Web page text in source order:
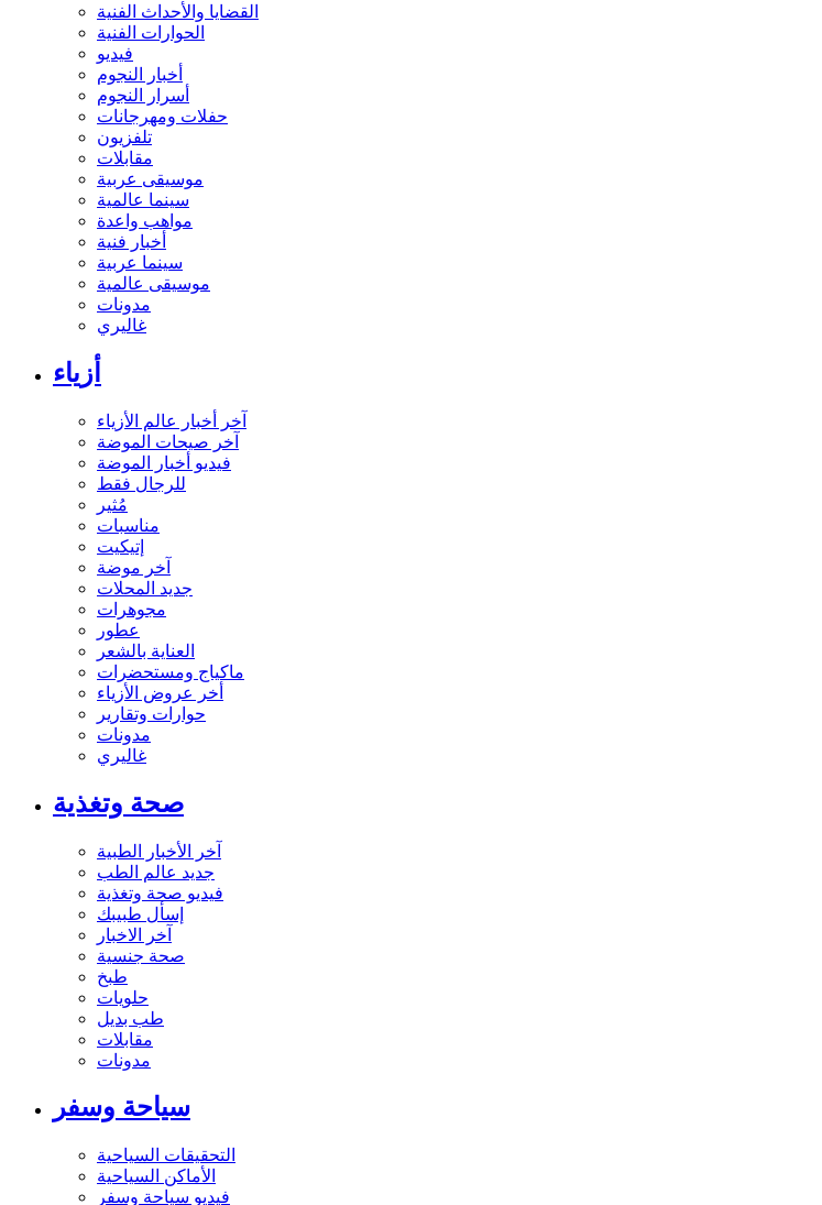
القضايا والأحداث الفنية
الحوارات الفنية
فيديو
أخبار النجوم
أسرار النجوم
حفلات ومهرجانات
تلفزيون
مقابلات
موسيقى عربية
سينما عالمية
مواهب واعدة
أخبار فنية
سينما عربية
موسيقى عالمية
مدونات
غاليري
أزياء
آخر أخبار عالم الأزياء
آخر صيحات الموضة
فيديو أخبار الموضة
للرجال فقط
مُثير
مناسبات
إتيكيت
آخر موضة
جديد المحلات
مجوهرات
عطور
العناية بالشعر
ماكياج ومستحضرات
أخر عروض الأزياء
حوارات وتقارير
مدونات
غاليري
صحة وتغذية
آخر الأخبار الطبية
جديد عالم الطب
فيديو صحة وتغذية
إسأل طبيبك
آخر الاخبار
صحة جنسية
طبخ
حلويات
طب بديل
مقابلات
مدونات
سياحة وسفر
التحقيقات السياحية
الأماكن السياحية
فيديو سياحة وسفر